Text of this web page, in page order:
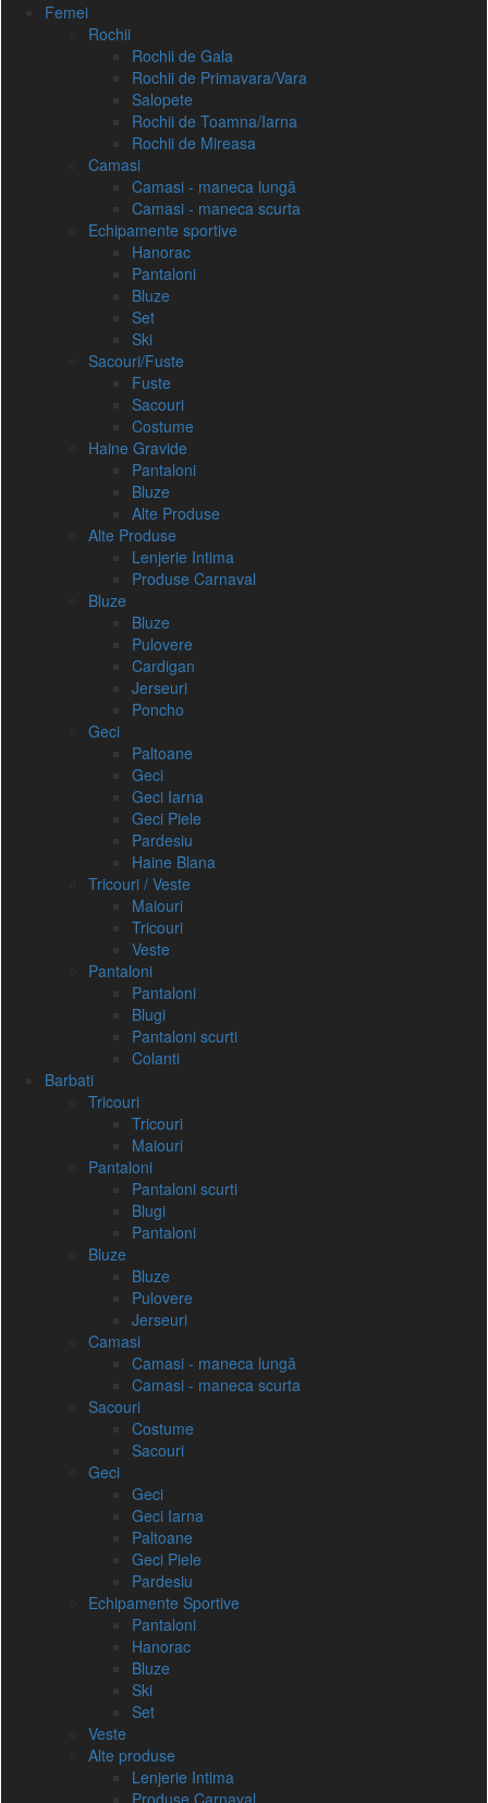
Femei
Rochii
Rochii de Gala
Rochii de Primavara/Vara
Salopete
Rochii de Toamna/Iarna
Rochii de Mireasa
Camasi
Camasi - maneca lungă
Camasi - maneca scurta
Echipamente sportive
Hanorac
Pantaloni
Bluze
Set
Ski
Sacouri/Fuste
Fuste
Sacouri
Costume
Haine Gravide
Pantaloni
Bluze
Alte Produse
Alte Produse
Lenjerie Intima
Produse Carnaval
Bluze
Bluze
Pulovere
Cardigan
Jerseuri
Poncho
Geci
Paltoane
Geci
Geci Iarna
Geci Piele
Pardesiu
Haine Blana
Tricouri / Veste
Maiouri
Tricouri
Veste
Pantaloni
Pantaloni
Blugi
Pantaloni scurti
Colanti
Barbati
Tricouri
Tricouri
Maiouri
Pantaloni
Pantaloni scurti
Blugi
Pantaloni
Bluze
Bluze
Pulovere
Jerseuri
Camasi
Camasi - maneca lungă
Camasi - maneca scurta
Sacouri
Costume
Sacouri
Geci
Geci
Geci Iarna
Paltoane
Geci Piele
Pardesiu
Echipamente Sportive
Pantaloni
Hanorac
Bluze
Ski
Set
Veste
Alte produse
Lenjerie Intima
Produse Carnaval